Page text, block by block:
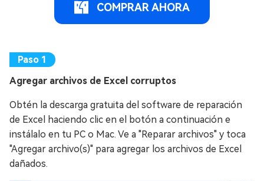
COMPRAR AHORA
Agregar archivos de Excel corruptos
Obtén la descarga gratuita del software de reparación
de Excel haciendo clic en el botón a continuación e
instálalo en tu PC o Mac. Ve a "Reparar archivos" y toca
"Agregar archivo(s)" para agregar los archivos de Excel
dañados.